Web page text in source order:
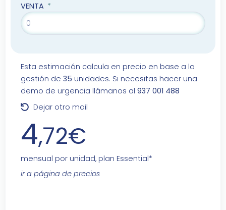
VENTA
Esta estimación calcula en precio en base a la
gestión de35 unidades. Si necesitas hacer una
demo de urgencia llámanos al937 001 488
Dejar otro mail
4,72€
mensual por unidad, plan Essential*
ir a página de precios